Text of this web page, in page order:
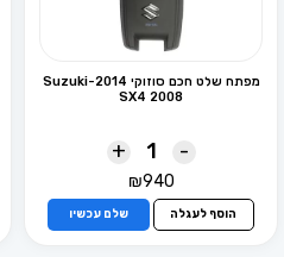
מפתח שלט חכם סוזוקי 2014-Suzuki
SX4 2008
-
+
₪940
הוסף לעגלה שלם עכשיו